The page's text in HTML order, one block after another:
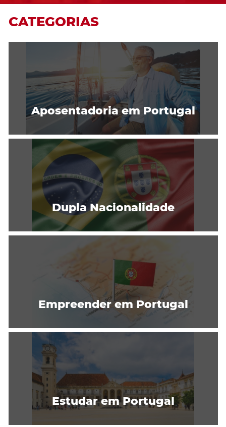
CATEGORIAS
Aposentadoria em Portugal
Dupla Nacionalidade
Empreender em Portugal
Estudar em Portugal